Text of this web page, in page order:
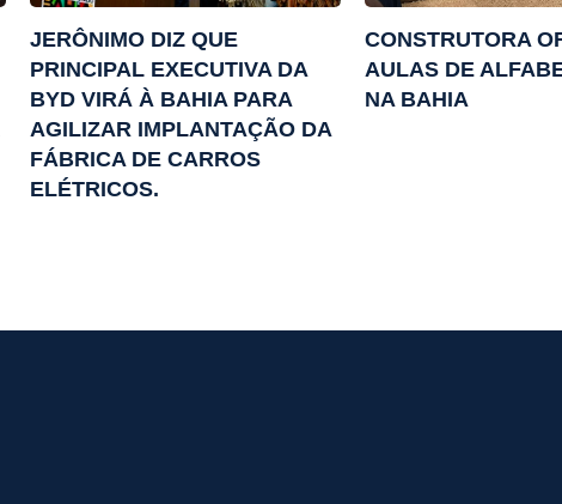
JERÔNIMO DIZ QUE
PRINCIPAL EXECUTIVA DA
BYD VIRÁ À BAHIA PARA
AGILIZAR IMPLANTAÇÃO DA
FÁBRICA DE CARROS
ELÉTRICOS.
CONSTRUTORA
AULAS DE
NA BAHIA